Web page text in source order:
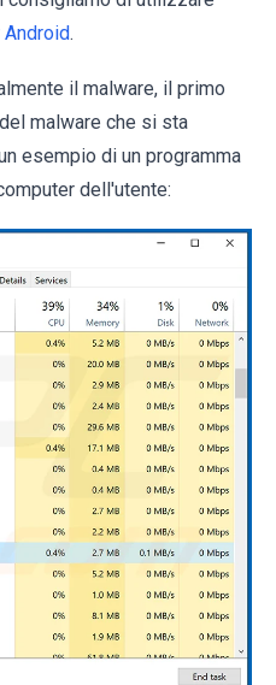
.
il malware, il primo
malware che si sta
esempio di un programma
dell'utente: